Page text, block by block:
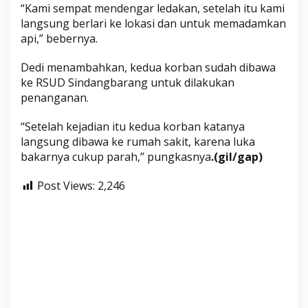
“Kami sempat mendengar ledakan, setelah itu kami
langsung berlari ke lokasi dan untuk memadamkan
api,” bebernya.
Dedi menambahkan, kedua korban sudah dibawa
ke RSUD Sindangbarang untuk dilakukan
penanganan.
“Setelah kejadian itu kedua korban katanya
langsung dibawa ke rumah sakit, karena luka
bakarnya cukup parah,” pungkasnya.(gil/gap)
Post Views: 2,246